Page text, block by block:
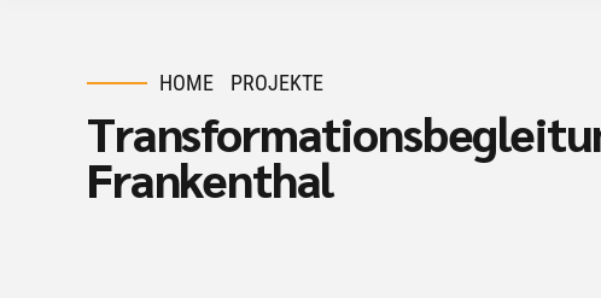
HOME PROJEKTE
Frankenthal